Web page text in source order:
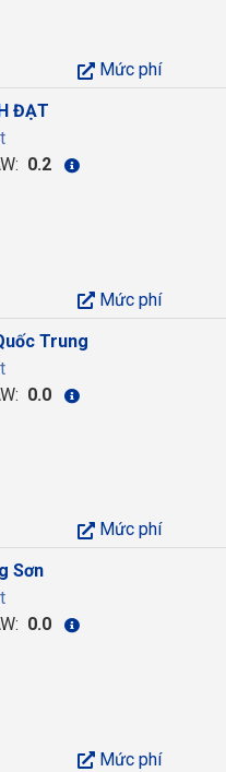
Mức phí
ĐẠT
0.2
Mức phí
Trung
0.0
Mức phí
Sơn
0.0
Mức phí